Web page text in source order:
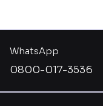
WhatsApp
0800-017-3536